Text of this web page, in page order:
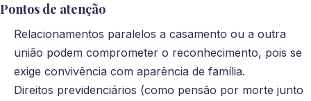
Pontos de atenção
Relacionamentos paralelos a casamento ou a outra
união podem comprometer o reconhecimento, pois se
exige convivência com aparência de família.
Direitos previdenciários (como pensão por morte junto